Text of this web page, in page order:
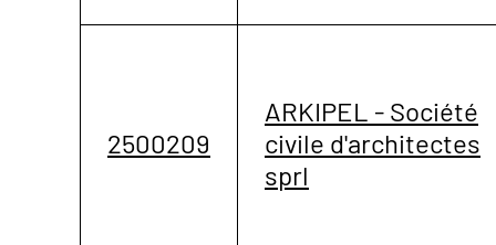
2500209
ARKIPEL - Société
civile d'architectes
sprl